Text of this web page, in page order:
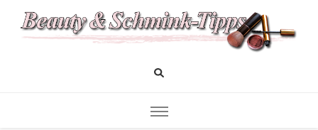
Beauty und Schminktipps